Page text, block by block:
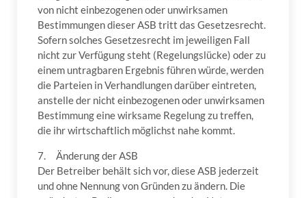
von nicht einbezogenen oder unwirksamen
Bestimmungen dieser ASB tritt das Gesetzesrecht.
Sofern solches Gesetzesrecht im jeweiligen Fall
nicht zur Verfügung steht (Regelungslücke) oder zu
einem untragbaren Ergebnis führen würde, werden
die Parteien in Verhandlungen darüber eintreten,
anstelle der nicht einbezogenen oder unwirksamen
Bestimmung eine wirksame Regelung zu treffen,
die ihr wirtschaftlich möglichst nahe kommt.
7. Änderung der ASB
Der Betreiber behält sich vor, diese ASB jederzeit
und ohne Nennung von Gründen zu ändern. Die